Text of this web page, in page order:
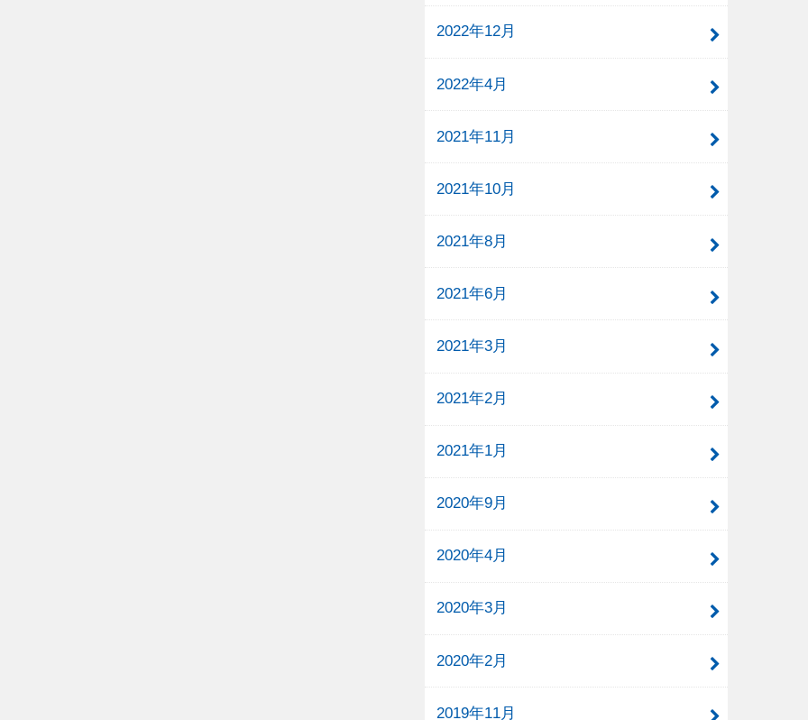
2022年12月
2022年4月
2021年11月
2021年10月
2021年8月
2021年6月
2021年3月
2021年2月
2021年1月
2020年9月
2020年4月
2020年3月
2020年2月
2019年11月